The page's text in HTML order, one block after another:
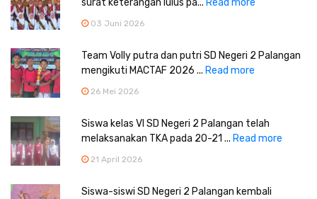
03 Juni 2026
Team Volly putra dan putri SD Negeri 2 Palangan
mengikuti MACTAF 2026 ... Read more
26 Mei 2026
Siswa kelas VI SD Negeri 2 Palangan telah
melaksanakan TKA pada 20-21 ... Read more
21 April 2026
Siswa-siswi SD Negeri 2 Palangan kembali